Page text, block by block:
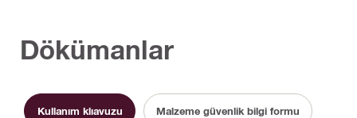
Dökümanlar
Kullanım klıavuzu Malzeme güvenlik bilgi formu